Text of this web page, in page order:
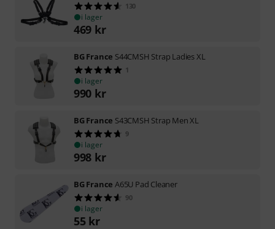
130
i lager
469 kr
BG France S44CMSH Strap Ladies XL
1
i lager
990 kr
BG France S43CMSH Strap Men XL
9
i lager
998 kr
BG France A65U Pad Cleaner
90
i lager
55 kr